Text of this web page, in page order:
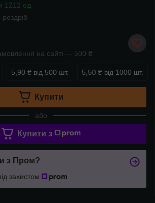
1212 од.
роздріб
на сайті — 500 ₴
5,90 ₴ від 500 шт. 5,50 ₴ від 1000 шт.
Купити
або
Купити з
з Пром?
захистом